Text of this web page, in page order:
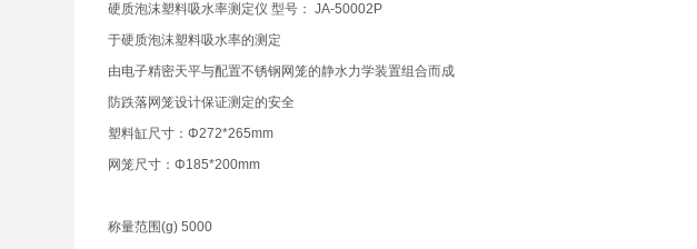
硬质泡沫塑料吸水率测定仪 型号： JA-50002P
于硬质泡沫塑料吸水率的测定
由电子精密天平与配置不锈钢网笼的静水力学装置组合而成
防跌落网笼设计保证测定的安全
塑料缸尺寸：Φ272*265mm
网笼尺寸：Φ185*200mm
称量范围(g) 5000